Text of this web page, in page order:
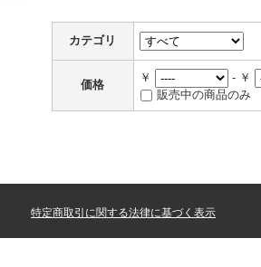
カテゴリ
価格
￥
- ￥
販売中の商品のみ
特定商取引に関する法律に基づく表示